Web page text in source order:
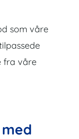
som våre
fra våre